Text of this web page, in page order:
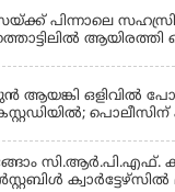
പിന്നാലെ
ആയങ്കി ഒളിവിൽ
പൊലീസിന്
സി.ആർ.പി.എഫ്.
ക്വാർട്ടേഴ്സിൽ